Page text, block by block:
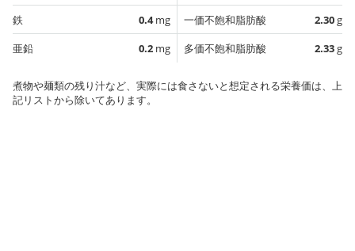
鉄
0.4mg
亜鉛
0.2 mg
一価不飽和脂肪酸
2.30g
多価不飽和脂肪酸
2.33g
煮物や麺類の残り汁など、実際には食さないと想定される栄養価は、上
記リストから除いてあります。